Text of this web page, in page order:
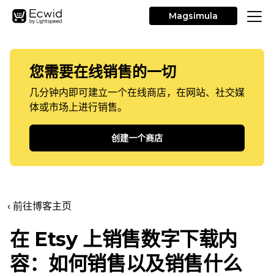
Magsimula
您需要在线销售的一切
几分钟内即可建立一个在线商店，在网站、社交媒
体或市场上进行销售。
创建一个商店
‹ 前往博客主页
在 Etsy 上销售数字下载内
容：如何销售以及销售什么